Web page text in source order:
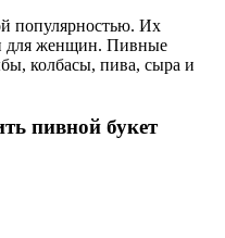
популярностью. Их
для женщин. Пивные
колбасы, пива, сыра и
пивной букет